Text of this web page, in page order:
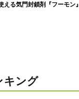
える気門封鎖剤『フーモン』
キング